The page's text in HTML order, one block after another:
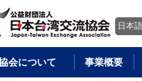
日本語
会について 事業概要